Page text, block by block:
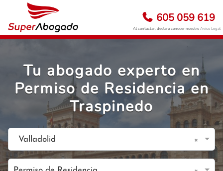
605 059 619
Al contactar, declara conocer nuestroAviso Legal
Tu abogado experto en
Permiso de Residencia en
Traspinedo
Valladolid ×